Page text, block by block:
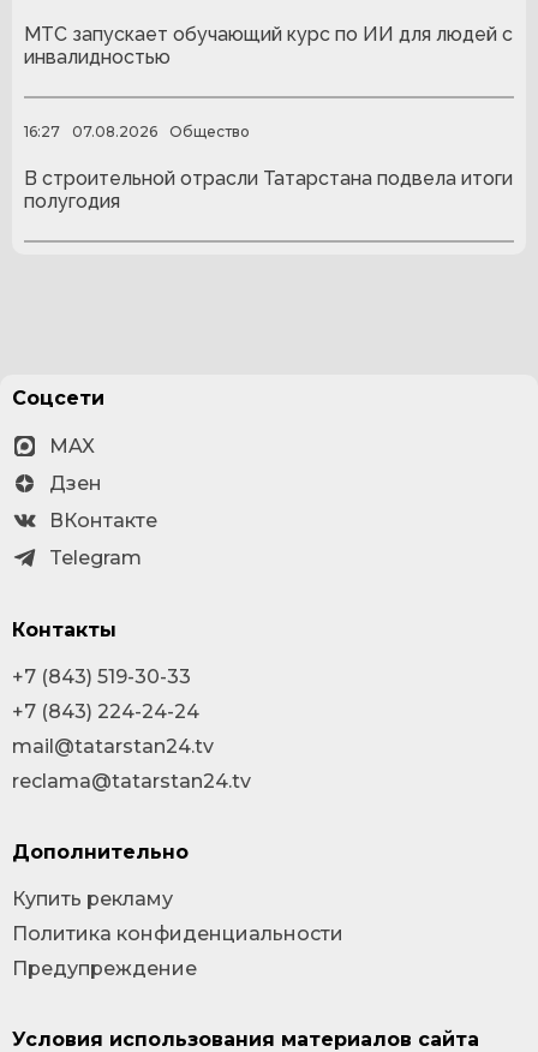
МТС запускает обучающий курс по ИИ для людей с
инвалидностью
16:27 07.08.2026 Общество
В строительной отрасли Татарстана подвела итоги
полугодия
Условия использования материалов сайта
Соцсети
MAX
Дзен
ВКонтакте
Telegram
Контакты
+7 (843) 519-30-33
+7 (843) 224-24-24
mail@tatarstan24.tv
reclama@tatarstan24.tv
Дополнительно
Купить рекламу
Политика конфиденциальности
Предупреждение